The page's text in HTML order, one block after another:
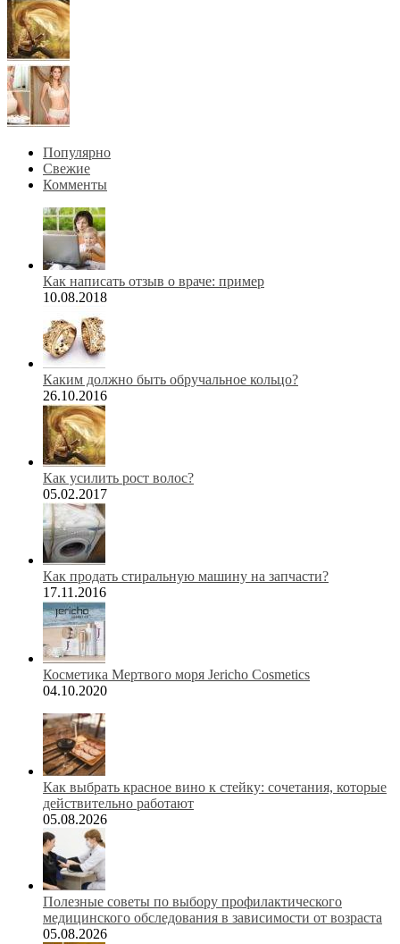
Популярно
Свежие
Комменты
Как написать отзыв о враче: пример
10.08.2018
Каким должно быть обручальное кольцо?
26.10.2016
Как усилить рост волос?
05.02.2017
Как продать стиральную машину на запчасти?
17.11.2016
Косметика Мертвого моря Jericho Cosmetics
04.10.2020
Как выбрать красное вино к стейку: сочетания, которые
действительно работают
05.08.2026
Полезные советы по выбору профилактического
медицинского обследования в зависимости от возраста
05.08.2026